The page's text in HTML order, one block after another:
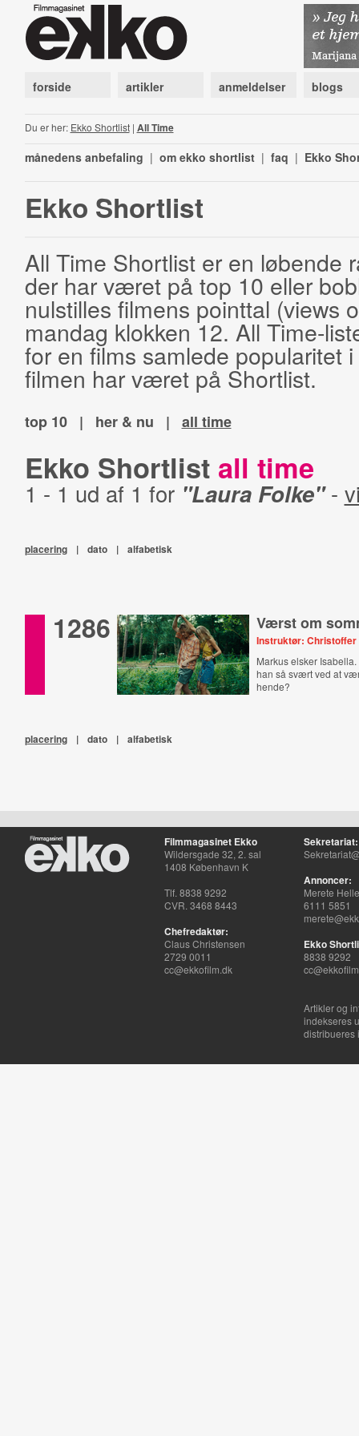
forside artikler anmeldelser blogs
Du er her: Ekko Shortlist| All Time
månedens anbefaling | om ekko shortlist | faq | Ekko
Ekko Shortlist
All Time Shortlist er en løbende
der har været på top 10 eller
nulstilles filmens pointtal (views
mandag klokken 12. All Time-
for en films samlede popularitet
filmen har været på Shortlist.
top 10 | her & nu | all time
Ekko Shortlist all time
1 - 1 ud af 1 for "Laura Folke"-
placering | dato | alfabetisk
1286 Værst om
Instruktør: Christoffer
Markus elsker
han så svært ved at
hende?
placering | dato | alfabetisk
Filmmagasinet Ekko
Wildersgade 32, 2. sal
1408 København K
Tlf. 8838 9292
CVR. 3468 8443
Chefredaktør:
Claus Christensen
2729 0011
cc@ekkofilm.dk
Sekretariat:
Annoncer:
Merete
6111 5851
Ekko
8838 9292
Artikler og
indekseres
distribueres